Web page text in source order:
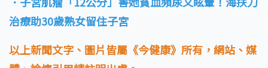
治療助30歲熟女留住子宮
以上新聞文字、圖片皆屬《今健康》所有，網站、媒